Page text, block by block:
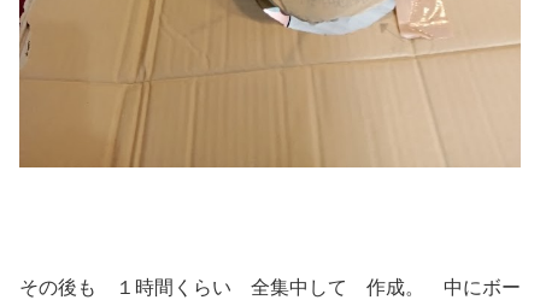
その後も １時間くらい 全集中して 作成。 中にボー